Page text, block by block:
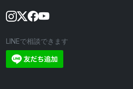
LINEで相談できます